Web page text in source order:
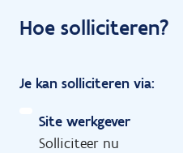
Hoe solliciteren?
Je kan solliciteren via:
Site werkgever
Solliciteer nu